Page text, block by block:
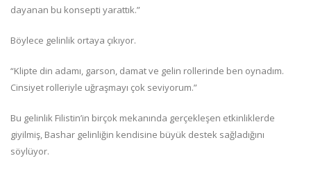
dayanan bu konsepti yarattık.”
Böylece gelinlik ortaya çıkıyor.
“Klipte din adamı, garson, damat ve gelin rollerinde ben oynadım.
Cinsiyet rolleriyle uğraşmayı çok seviyorum.”
Bu gelinlik Filistin’in birçok mekanında gerçekleşen etkinliklerde
giyilmiş, Bashar gelinliğin kendisine büyük destek sağladığını
söylüyor.